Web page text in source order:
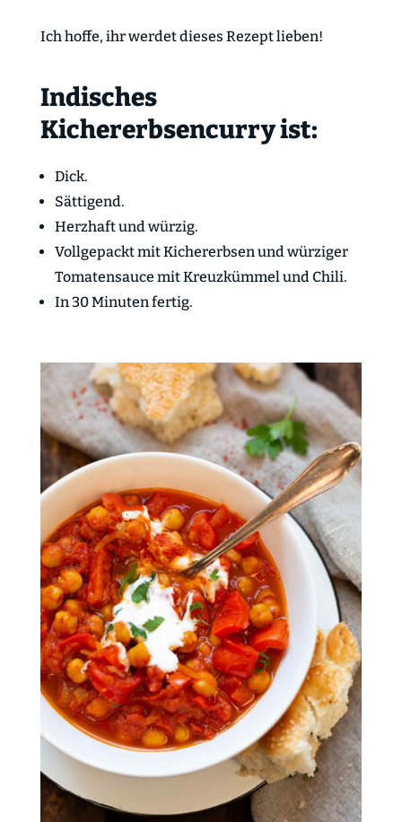
Ich hoffe, ihr werdet dieses Rezept lieben!
Indisches
Kichererbsencurry ist:
Dick.
Sättigend.
Herzhaft und würzig.
Vollgepackt mit Kichererbsen und würziger
Tomatensauce mit Kreuzkümmel und Chili.
In 30 Minuten fertig.